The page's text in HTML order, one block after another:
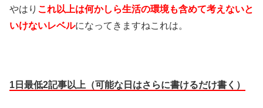
やはり これ以上は何かしら生活の環境も含めて考えないと
いけないレベルになってきますねこれは。
1日最低2記事以上（可能な日はさらに書けるだけ書く）